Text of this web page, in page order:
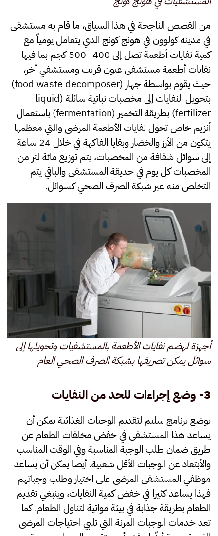
من القصص الناجحة في هذا السياق، ما قام به مستشفى
في مدينة كولوون في هونج كونج الذي يتعامل يومياً مع
كمية نفايات أطعمة تصل إلى 400- 500 كجم بما فيها
نفايات أطعمة مستشفى عيون قريب ومستشفي أخر،
حيث يقوم بواسطة جهاز (food waste decomposer)
بتحويل النفايات إلى مخصبات نباتية سائلة (liquid
fertilizer) بطريقة التخمير (fermentation) باستعمال
أنزيم خاص تحول نفايات الأطعمة المرضى والتي معظمها
يتكون من الأرز والخضار وبقايا الفاكهة في خلال 24 ساعة
إلى سوائل شفافة من المخصبات، يتم توزيع مائة لتر من
المخصبات كل يوم في حديقة المستشفى والباقي يتم
التخلص منه عبر شبكة الصرف الصحي كسوائل.
أجهزة لهضم نفايات الأطعمة بالمستشفيات وتحويلها إلى
سوائل يمكن تصريفها بشبكة الصرف الصحي العام
3- وضع إجراءات للحد من النفايات
بوضع برنامج سليم لتقديم الوجبات الغذائية يمكن أن
يساعد هذا المستشفى في خفض مخلفات الطعام عن
طريق ضمان طلب الوجبة المناسبة وفي الوقت المناسب
والأبتعاد عن الوجبات الأقل شعبية. أيضا يمكن أن يساعد
موظفي المستشفى المرضى على اختيار وطلب وجباتهم
فهذا يساعد كثيرا في خفض كمية النفايات، وينبغي تقديم
الطعام بطريقة جذابة في بيئة مواتية لتناول الطعام. كما
تعد خدمات الوجبات المرنة التي تلبي احتياجات المرضى